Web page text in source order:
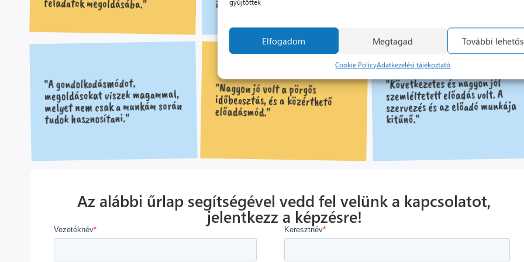
gyűjtöttek
Elfogadom Megtagad További
Cookie PolicyAdatkezelési tájékoztató
feladatok megoldásába." információkat."
"A gondolkodásmódot,
megoldásokat viszek magammal,
melyet nem csak a munkám során
tudok hasznosítani."
"Nagyon jó volt a pörgős
időbeosztás, és a közérthető
előadásmód."
"Következetes és nagyon jól
szemléltetett előadás volt. A
szervezés és az előadó munkája
kitűnő."
Az alábbi űrlap segítségével vedd fel velünk a kapcsolatot,
jelentkezz a képzésre!